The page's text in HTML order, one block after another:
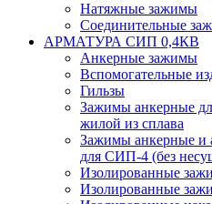
Натяжные зажимы
Соединительные
АРМАТУРА СИП 0,4КВ
Анкерные зажимы
Вспомогательные
Гильзы
Зажимы анкерные
жилой из сплава
Зажимы анкерные и
для СИП-4 (без
Изолированные
Изолированные